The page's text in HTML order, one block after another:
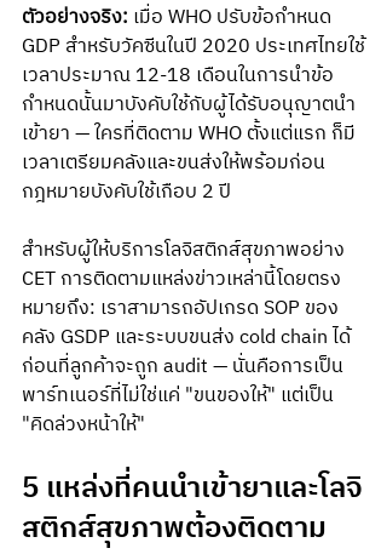
ตัวอย่างจริง: เมื่อ WHO ปรับข้อกำหนด
GDP สำหรับวัคซีนในปี 2020 ประเทศไทยใช้
เวลาประมาณ 12-18 เดือนในการนำข้อ
กำหนดนั้นมาบังคับใช้กับผู้ได้รับอนุญาตนำ
เข้ายา — ใครที่ติดตาม WHO ตั้งแต่แรก ก็มี
เวลาเตรียมคลังและขนส่งให้พร้อมก่อน
กฎหมายบังคับใช้เกือบ 2 ปี
สำหรับผู้ให้บริการโลจิสติกส์สุขภาพอย่าง
CET การติดตามแหล่งข่าวเหล่านี้โดยตรง
หมายถึง: เราสามารถอัปเกรด SOP ของ
คลัง GSDP และระบบขนส่ง cold chain ได้
ก่อนที่ลูกค้าจะถูก audit — นั่นคือการเป็น
พาร์ทเนอร์ที่ไม่ใช่แค่ "ขนของให้" แต่เป็น
"คิดล่วงหน้าให้"
5 แหล่งที่คนนำเข้ายาและโลจิ
สติกส์สุขภาพต้องติดตาม